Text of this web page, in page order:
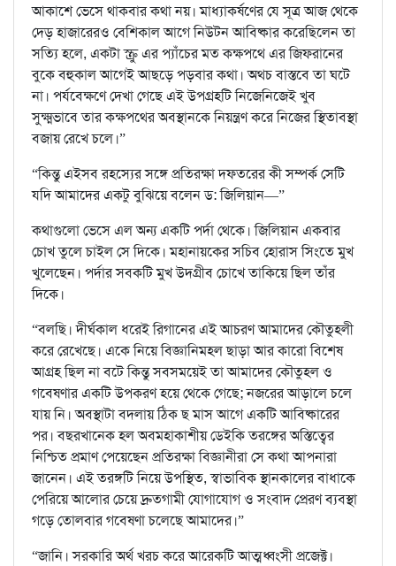
আকাশে ভেসে থাকবার কথা নয়। মাধ্যাকর্ষণের যে সূত্র আজ থেকে
দেড় হাজারেরও বেশিকাল আগে নিউটন আবিষ্কার করেছিলেন তা
সত্যি হলে, একটা স্ক্রু এর প্যাঁচের মত কক্ষপথে এর জিফরানের
বুকে বহুকাল আগেই আছড়ে পড়বার কথা। অথচ বাস্তবে তা ঘটে
না। পর্যবেক্ষণে দেখা গেছে এই উপগ্রহটি নিজেনিজেই খুব
সুক্ষ্মভাবে তার কক্ষপথের অবস্থানকে নিয়ন্ত্রণ করে নিজের স্থিতাবস্থা
বজায় রেখে চলে।”
“কিন্তু এইসব রহস্যের সঙ্গে প্রতিরক্ষা দফতরের কী সম্পর্ক সেটি
যদি আমাদের একটু বুঝিয়ে বলেন ড: জিলিয়ান—”
কথাগুলো ভেসে এল অন্য একটি পর্দা থেকে। জিলিয়ান একবার
চোখ তুলে চাইল সে দিকে। মহানায়কের সচিব হোরাস সিংতে মুখ
খুলেছেন। পর্দার সবকটি মুখ উদগ্রীব চোখে তাকিয়ে ছিল তাঁর
দিকে।
“বলছি। দীর্ঘকাল ধরেই রিগানের এই আচরণ আমাদের কৌতুহলী
করে রেখেছে। একে নিয়ে বিজ্ঞানিমহল ছাড়া আর কারো বিশেষ
আগ্রহ ছিল না বটে কিন্তু সবসময়েই তা আমাদের কৌতুহল ও
গবেষণার একটি উপকরণ হয়ে থেকে গেছে; নজরের আড়ালে চলে
যায় নি। অবস্থাটা বদলায় ঠিক ছ মাস আগে একটি আবিষ্কারের
পর। বছরখানেক হল অবমহাকাশীয় ডেইকি তরঙ্গের অস্তিত্বের
নিশ্চিত প্রমাণ পেয়েছেন প্রতিরক্ষা বিজ্ঞানীরা সে কথা আপনারা
জানেন। এই তরঙ্গটি নিয়ে উপস্থিত, স্বাভাবিক স্থানকালের বাধাকে
পেরিয়ে আলোর চেয়ে দ্রুতগামী যোগাযোগ ও সংবাদ প্রেরণ ব্যবস্থা
গড়ে তোলবার গবেষণা চলেছে আমাদের।”
“জানি। সরকারি অর্থ খরচ করে আরেকটি আত্মধ্বংসী প্রজেক্ট।